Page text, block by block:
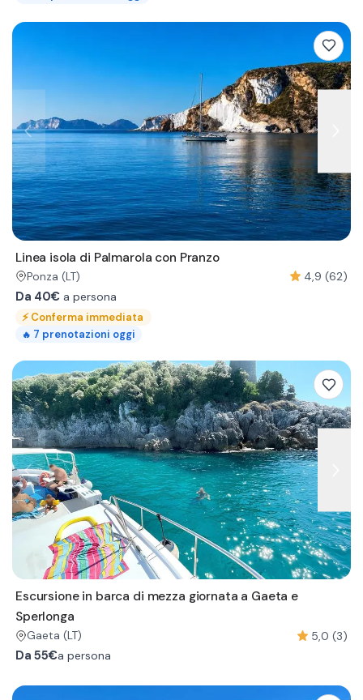
Linea isola di Palmarola con Pranzo
Ponza (LT)
4,9 (62)
Da 40€ a persona
⚡Conferma immediata
🔥 7 prenotazioni oggi
Escursione in barca di mezza giornata a Gaeta e
Sperlonga
Gaeta (LT)
5,0 (3)
Da 55€a persona